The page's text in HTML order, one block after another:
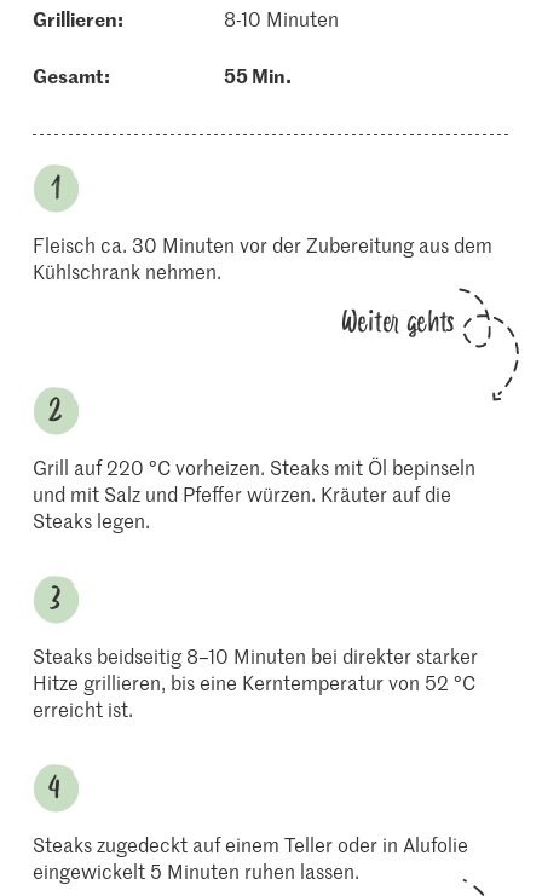
grillieren:
8-10 Minuten
Gesamt: 55 Min.
Fleisch ca. 30 Minuten vor der Zubereitung aus dem
Kühlschrank nehmen.
Weiter gehts
Grill auf 220 °C vorheizen. Steaks mit Öl bepinseln
und mit Salz und Pfeffer würzen. Kräuter auf die
Steaks legen.
Steaks beidseitig 8–10 Minuten bei direkter starker
Hitze grillieren, bis eine Kerntemperatur von 52 °C
erreicht ist.
Steaks zugedeckt auf einem Teller oder in Alufolie
eingewickelt 5 Minuten ruhen lassen.